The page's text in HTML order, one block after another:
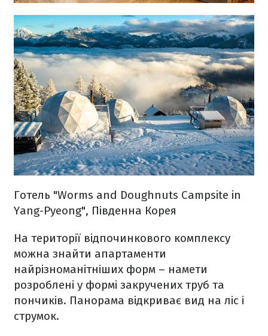
Готель "Worms and Doughnuts Campsite in
Yang-Pyeong", Південна Корея
На території відпочинкового комплексу
можна знайти апартаменти
найрізноманітніших форм – намети
розроблені у формі закручених труб та
пончиків. Панорама відкриває вид на ліс і
струмок.